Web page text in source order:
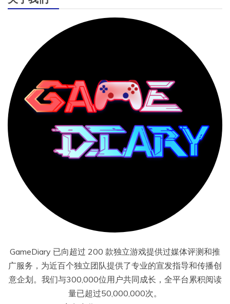
GameDiary 已向超过 200 款独立游戏提供过媒体评测和推
广服务，为近百个独立团队提供了专业的宣发指导和传播创
意企划。我们与300,000位用户共同成长，全平台累积阅读
量已超过50,000,000次。